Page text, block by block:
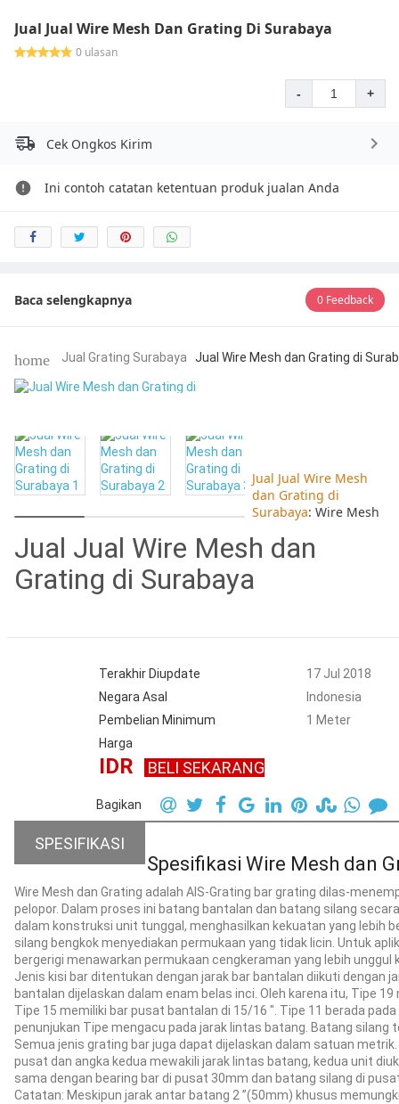
Jual Jual Wire Mesh Dan Grating Di Surabaya
0 ulasan
- +
Cek Ongkos Kirim
Ini contoh catatan ketentuan produk jualan Anda
Baca selengkapnya 0 Feedback
home Jual Grating Surabaya Jual Wire Mesh dan Grating di
Jual Jual Wire Mesh dan
Grating di Surabaya
Terakhir Diupdate
17 Jul 2018
Negara Asal
Indonesia
Pembelian Minimum
1 Meter
Harga
IDR BELI SEKARANG
Bagikan
SPESIFIKASI
Spesifikasi Wire Mesh dan
Wire Mesh dan Grating adalah AIS-Grating bar grating dilas-
pelopor. Dalam proses ini batang bantalan dan batang silang
dalam konstruksi unit tunggal, menghasilkan kekuatan yang lebih
silang bengkok menyediakan permukaan yang tidak licin. Untuk
bergerigi menawarkan permukaan cengkeraman yang lebih unggul
Jenis kisi bar ditentukan dengan jarak bar bantalan diikuti dengan
bantalan dijelaskan dalam enam belas inci. Oleh karena itu, Tipe
Tipe 15 memiliki bar pusat bantalan di 15/16 ". Tipe 11 berada
penunjukan Tipe mengacu pada jarak lintas batang. Batang
Semua jenis grating bar juga dapat dijelaskan dalam satuan
pusat dan angka kedua mewakili jarak lintas batang, kedua unit
sama dengan bearing bar di pusat 30mm dan batang silang di
Catatan: Meskipun jarak antar batang 2 ”(50mm) khusus
Jual Jual Wire Mesh
dan Grating di
Surabaya: Wire Mesh